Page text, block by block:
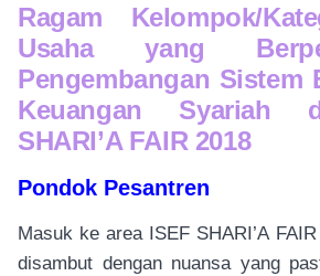
Ragam Kelompok/
Usaha yang
Pengembangan Sistem
Keuangan Syariah
SHARI’A FAIR 2018
Pondok Pesantren
Masuk ke area ISEF SHARI’A
disambut dengan nuansa yang